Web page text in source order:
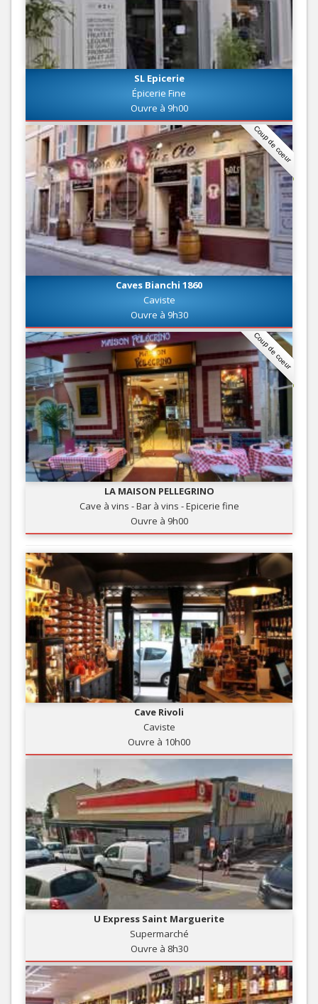
SL Epicerie
Épicerie Fine
Ouvre à 9h00
Coup de coeur
Caves Bianchi 1860
Caviste
Ouvre à 9h30
Coup de coeur
LA MAISON PELLEGRINO
Cave à vins - Bar à vins - Epicerie fine
Ouvre à 9h00
Cave Rivoli
Caviste
Ouvre à 10h00
U Express Saint Marguerite
Supermarché
Ouvre à 8h30